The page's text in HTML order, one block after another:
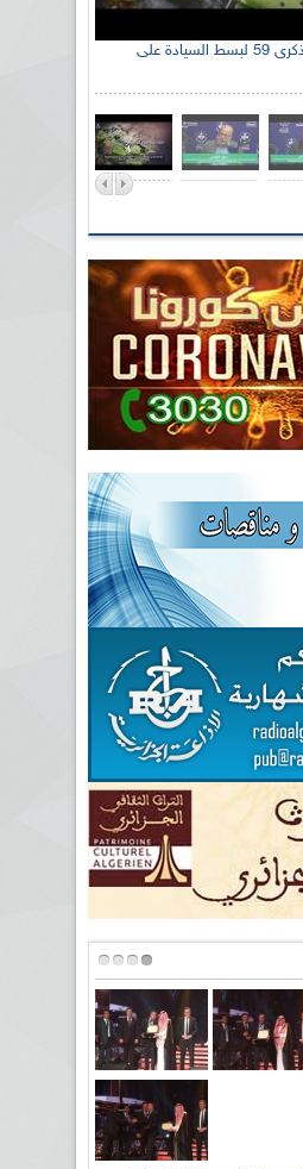
الإذاعة الجزائرية تحي الذكرى 59 لبسط السيادة على